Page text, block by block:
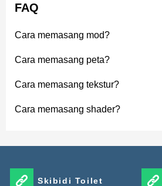
FAQ
Cara memasang mod?
Cara memasang peta?
Cara memasang tekstur?
Cara memasang shader?
Skibidi Toilet